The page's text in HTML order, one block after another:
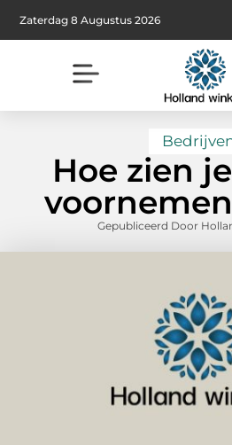
Zaterdag 8 Augustus 2026
Hoe zien
Gepubliceerd Door